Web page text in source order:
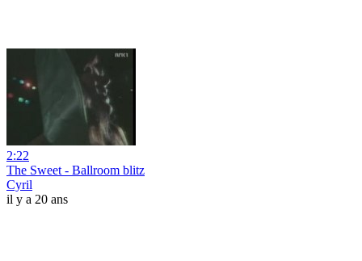
2:22
The Sweet - Ballroom blitz
Cyril
il y a 20 ans